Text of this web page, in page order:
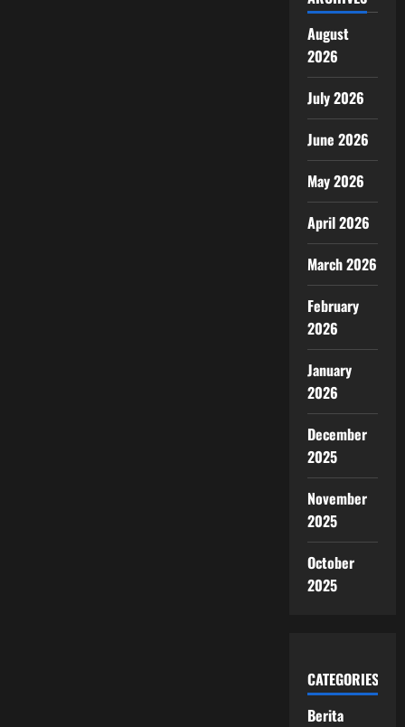
August
2026
July 2026
June 2026
May 2026
April 2026
March 2026
February
2026
January
2026
December
2025
November
2025
October
2025
CATEGORIES
Berita